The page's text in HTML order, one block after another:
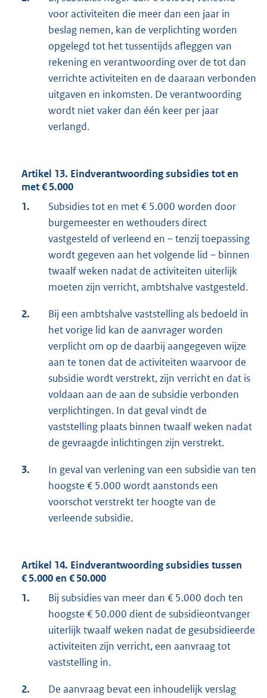
voor activiteiten die meer dan een jaar in
beslag nemen, kan de verplichting worden
opgelegd tot het tussentijds afleggen van
rekening en verantwoording over de tot dan
verrichte activiteiten en de daaraan verbonden
uitgaven en inkomsten. De verantwoording
wordt niet vaker dan één keer per jaar
verlangd.
Artikel 13. Eindverantwoording subsidies tot en
met € 5.000
1.
Subsidies tot en met € 5.000 worden door
burgemeester en wethouders direct
vastgesteld of verleend en – tenzij toepassing
wordt gegeven aan het volgende lid – binnen
twaalf weken nadat de activiteiten uiterlijk
moeten zijn verricht, ambtshalve vastgesteld.
2.
Bij een ambtshalve vaststelling als bedoeld in
het vorige lid kan de aanvrager worden
verplicht om op de daarbij aangegeven wijze
aan te tonen dat de activiteiten waarvoor de
subsidie wordt verstrekt, zijn verricht en dat is
voldaan aan de aan de subsidie verbonden
verplichtingen. In dat geval vindt de
vaststelling plaats binnen twaalf weken nadat
de gevraagde inlichtingen zijn verstrekt.
3.
In geval van verlening van een subsidie van ten
hoogste € 5.000 wordt aanstonds een
voorschot verstrekt ter hoogte van de
verleende subsidie.
Artikel 14. Eindverantwoording subsidies tussen
€ 5.000 en € 50.000
1.
Bij subsidies van meer dan € 5.000 doch ten
hoogste € 50.000 dient de subsidieontvanger
uiterlijk twaalf weken nadat de gesubsidieerde
activiteiten zijn verricht, een aanvraag tot
vaststelling in.
2.
De aanvraag bevat een inhoudelijk verslag